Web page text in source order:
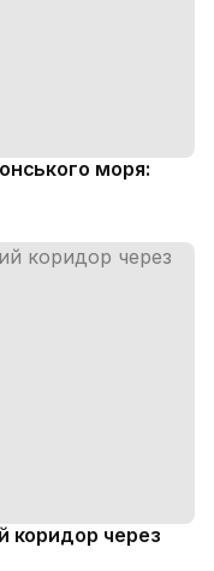
моря:
коридор через